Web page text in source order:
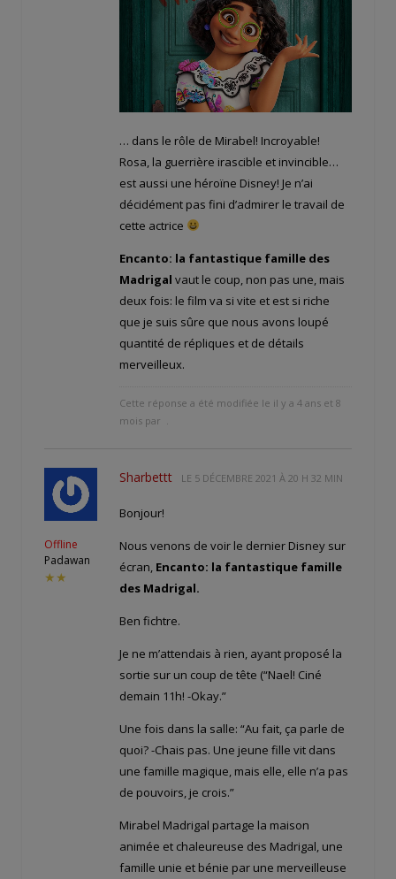
… dans le rôle de Mirabel! Incroyable!
Rosa, la guerrière irascible et invincible…
est aussi une héroïne Disney! Je n’ai
décidément pas fini d’admirer le travail de
cette actrice
Encanto: la fantastique famille des
Madrigal vaut le coup, non pas une, mais
deux fois: le film va si vite et est si riche
que je suis sûre que nous avons loupé
quantité de répliques et de détails
merveilleux.
Cette réponse a été modifiée le il y a 4 ans et 8
mois par
Offline
Padawan
★★
Sharbettt LE 5 DÉCEMBRE 2021 À 20 H 32 MIN
Bonjour!
Nous venons de voir le dernier Disney sur
écran, Encanto: la fantastique famille
des Madrigal.
Ben fichtre.
Je ne m’attendais à rien, ayant proposé la
sortie sur un coup de tête (“Nael! Ciné
demain 11h! -Okay.”
Une fois dans la salle: “Au fait, ça parle de
quoi? -Chais pas. Une jeune fille vit dans
une famille magique, mais elle, elle n’a pas
de pouvoirs, je crois.”
Mirabel Madrigal partage la maison
animée et chaleureuse des Madrigal, une
famille unie et bénie par une merveilleuse